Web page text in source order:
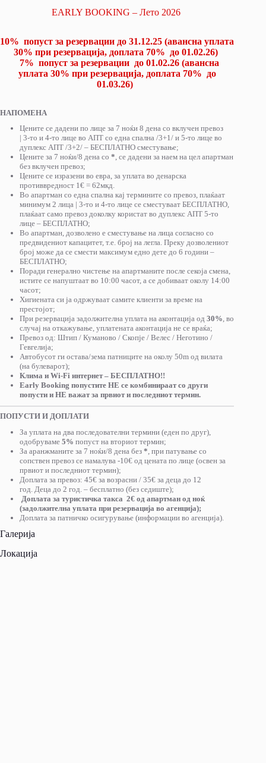
EARLY BOOKING – Лето 2026
10% попуст за резервации до 31.12.25 (авансна уплата
30% при резервација, доплата 70% до 01.02.26)
7% попуст за резервации до 01.02.26 (авансна
уплата 30% при резервација, доплата 70% до
01.03.26)
НАПОМЕНА
Цените се дадени по лице за 7 ноќи 8 дена со вклучен превоз
| 3-то и 4-то лице во АПТ со една спална /3+1/ и 5-то лице во
дуплекс АПТ /3+2/ – БЕСПЛАТНО сместување;
Цените за 7 ноќи/8 дена со *, се дадени за наем на цел апартман
без вклучен превоз;
Цените се изразени во евра, за уплата во денарска
противвредност 1€ = 62мкд.
Во апартман со една спална кај термините со превоз, плаќаат
минимум 2 лица | 3-то и 4-то лице се сместуваат БЕСПЛАТНО,
плаќаат само превоз доколку користат во дуплекс АПТ 5-то
лице – БЕСПЛАТНО;
Во апартман, дозволено е сместување на лица согласно со
предвидениот капацитет, т.е. број на легла. Преку дозволениот
број може да се смести максимум едно дете до 6 години –
БЕСПЛАТНО;
Поради генерално чистење на апартманите после секоја смена,
истите се напуштаат во 10:00 часот, а се добиваат околу 14:00
часот;
Хигиената си ја одржуваат самите клиенти за време на
престојот;
При резервација задолжителна уплата на аконтација од 30%, во
случај на откажување, уплатената аконтација не се враќа;
Превоз од: Штип / Куманово / Скопје / Велес / Неготино /
Гевгелија;
Автобусот ги остава/зема патниците на околу 50m од вилата
(на булеварот);
Клима и Wi-Fi интернет – БЕСПЛАТНО!!
Еarly Booking попустите НЕ се комбинираат со други
попусти и НЕ важат за првиот и последниот термин.
ПОПУСТИ И ДОПЛАТИ
За уплата на два последователни термини (еден по друг),
одобруваме 5% попуст на вториот термин;
За аранжманите за 7 ноќи/8 дена без * , при патување со
сопствен превоз се намалува -10€ од цената по лице (освен за
првиот и последниот термин);
Доплата за превоз: 45€ за возрасни / 35€ за деца до 12
год. Деца до 2 год. – бесплатно (без седиште);
Доплата за туристичка такса 2€ од апартман од ноќ
(задолжителна уплата при резервација во агенција);
Доплата за патничко осигурување (информации во агенција).
Галерија
Локација